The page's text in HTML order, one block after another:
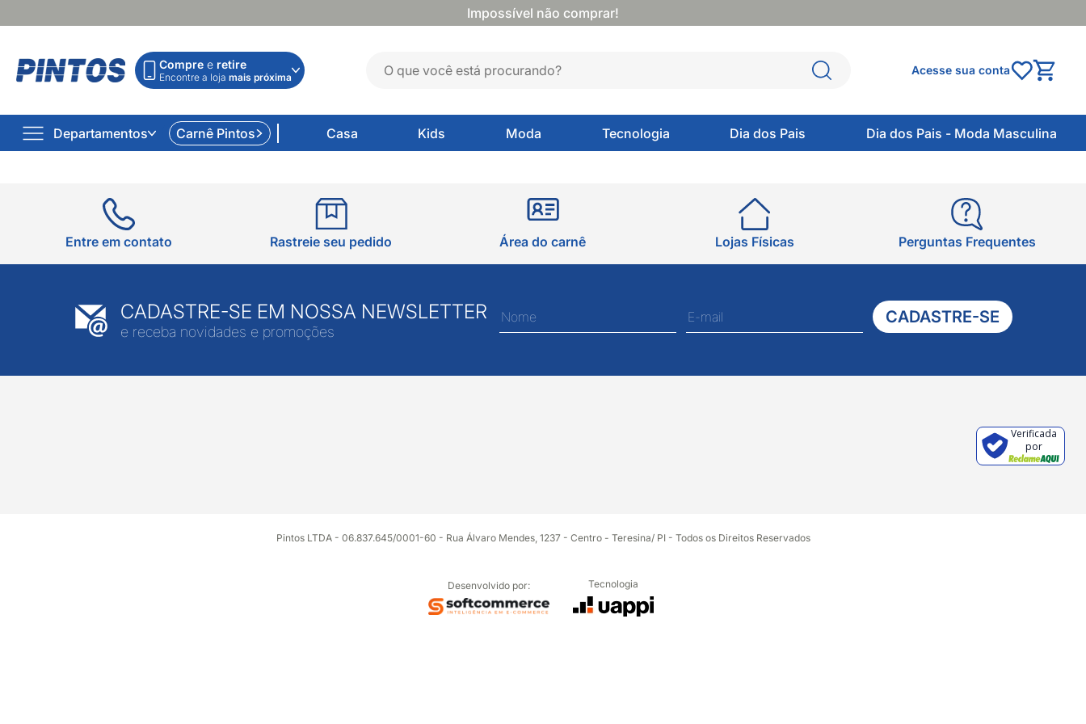
Impossível não comprar!
Compre e retire
Encontre a loja mais próxima
Acesse sua conta
Departamentos Carnê Pintos Casa Kids Moda Tecnologia Dia dos Pais Dia dos Pais - Moda Masculina
Entre em contato Rastreie seu pedido Área do carnê Lojas Físicas Perguntas Frequentes
CADASTRE-SE EM NOSSA NEWSLETTER
e receba novidades e promoções
CADASTRE-SE
Verificada
por
Pintos LTDA - 06.837.645/0001-60 - Rua Álvaro Mendes, 1237 - Centro - Teresina/ PI - Todos os Direitos Reservados
Desenvolvido por: Tecnologia